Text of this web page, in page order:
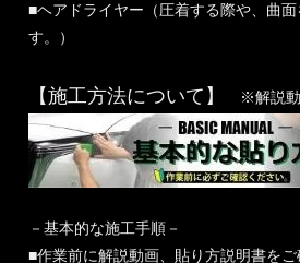
■ヘアドライヤー（圧着する際や、曲
す。）
【施工方法について】 ※解説動
－基本的な施工手順－
■作業前に解説動画、貼り方説明書をご